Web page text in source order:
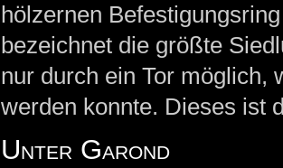
hölzernen
bezeichnet die größte
nur durch ein Tor möglich,
werden konnte. Dieses ist
Unter Garond